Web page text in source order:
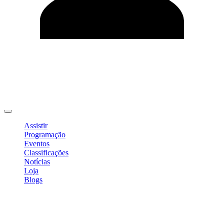
Assistir
Programação
Eventos
Classificações
Notícias
Loja
Blogs